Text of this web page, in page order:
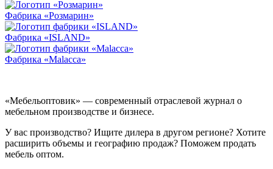
Фабрика «Розмарин»
Фабрика «ISLAND»
Фабрика «Malacca»
«Мебельоптовик» — современный отраслевой журнал о
мебельном производстве и бизнесе.
У вас производство? Ищите дилера в другом регионе? Хотите
расширить объемы и географию продаж? Поможем продать
мебель оптом.